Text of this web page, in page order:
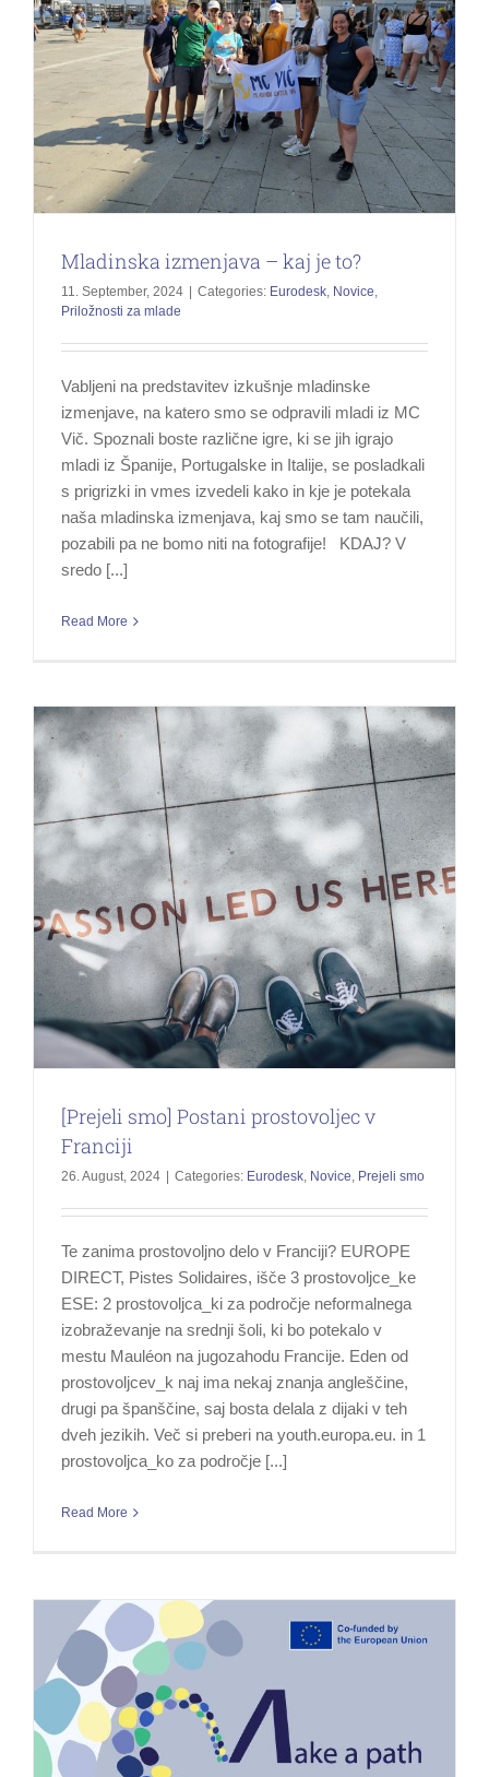
Mladinska izmenjava – kaj je to?
11. September, 2024 | Categories: Eurodesk Novice
Priložnosti za mlade
Vabljeni na predstavitev izkušnje mladinske
izmenjave, na katero smo se odpravili mladi iz MC
Vič. Spoznali boste različne igre, ki se jih igrajo
mladi iz Španije, Portugalske in Italije, se posladkali
s prigrizki in vmes izvedeli kako in kje je potekala
naša mladinska izmenjava, kaj smo se tam naučili,
pozabili pa ne bomo niti na fotografije! KDAJ? V
sredo [...]
Read More
[Prejeli smo] Postani prostovoljec v
Franciji
26. August, 2024 Categories: Eurodesk, Novice, Prejeli smo
Te zanima prostovoljno delo v Franciji? EUROPE
DIRECT, Pistes Solidaires, išče 3 prostovoljce_ke
ESE: 2 prostovoljca_ki za področje neformalnega
izobraževanje na srednji šoli, ki bo potekalo v
mestu Mauléon na jugozahodu Francije. Eden od
prostovoljcev_k naj ima nekaj znanja angleščine,
drugi pa španščine, saj bosta delala z dijaki v teh
dveh jezikih. Več si preberi na youth.europa.eu. in 1
prostovoljca_ko za področje [...]
Read More